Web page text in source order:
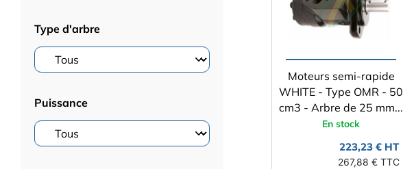
Type d'arbre
Puissance
Moteurs semi-rapide
WHITE - Type OMR - 50
cm3 - Arbre de 25 mm...
En stock
223,23 € HT
267,88 € TTC